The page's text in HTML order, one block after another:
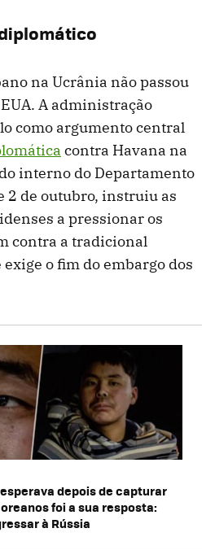
na Ucrânia não passou
A administração
como argumento central
contra Havana na
interno do Departamento
2 de outubro, instruiu as
a pressionar os
contra a tradicional
o fim do embargo dos
depois de capturar
foi a sua resposta:
à Rússia